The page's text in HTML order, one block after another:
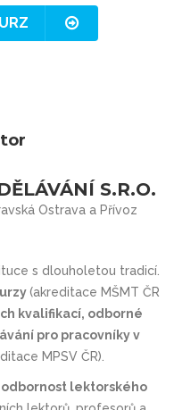
S.R.O.
Ostrava a Přívoz
s dlouholetou tradicí.
(akreditace MŠMT ČR
kvalifikací, odborné
pro pracovníky v
MPSV ČR).
lektorského